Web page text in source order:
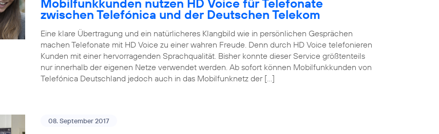
Mobilfunkkunden nutzen HD Voice für Telefonate
zwischen Telefónica und der Deutschen Telekom
Eine klare Übertragung und ein natürlicheres Klangbild wie in persönlichen Gesprächen
machen Telefonate mit HD Voice zu einer wahren Freude. Denn durch HD Voice telefonieren
Kunden mit einer hervorragenden Sprachqualität. Bisher konnte dieser Service größtenteils
nur innerhalb der eigenen Netze verwendet werden. Ab sofort können Mobilfunkkunden von
Telefónica Deutschland jedoch auch in das Mobilfunknetz der […]
08. September 2017